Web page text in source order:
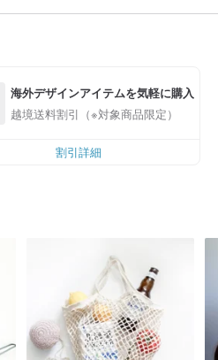
海外デザインアイテムを気軽に購入
越境送料割引（※対象商品限定）
割引詳細